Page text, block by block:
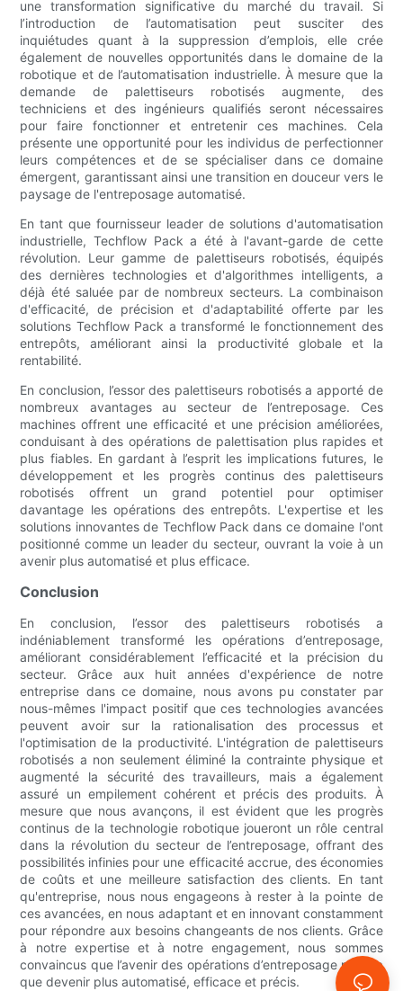
une transformation significative du marché du travail. Si
l’introduction de l’automatisation peut susciter des
inquiétudes quant à la suppression d’emplois, elle crée
également de nouvelles opportunités dans le domaine de la
robotique et de l’automatisation industrielle. À mesure que la
demande de palettiseurs robotisés augmente, des
techniciens et des ingénieurs qualifiés seront nécessaires
pour faire fonctionner et entretenir ces machines. Cela
présente une opportunité pour les individus de perfectionner
leurs compétences et de se spécialiser dans ce domaine
émergent, garantissant ainsi une transition en douceur vers le
paysage de l'entreposage automatisé.
En tant que fournisseur leader de solutions d'automatisation
industrielle, Techflow Pack a été à l'avant-garde de cette
révolution. Leur gamme de palettiseurs robotisés, équipés
des dernières technologies et d'algorithmes intelligents, a
déjà été saluée par de nombreux secteurs. La combinaison
d'efficacité, de précision et d'adaptabilité offerte par les
solutions Techflow Pack a transformé le fonctionnement des
entrepôts, améliorant ainsi la productivité globale et la
rentabilité.
En conclusion, l’essor des palettiseurs robotisés a apporté de
nombreux avantages au secteur de l’entreposage. Ces
machines offrent une efficacité et une précision améliorées,
conduisant à des opérations de palettisation plus rapides et
plus fiables. En gardant à l’esprit les implications futures, le
développement et les progrès continus des palettiseurs
robotisés offrent un grand potentiel pour optimiser
davantage les opérations des entrepôts. L'expertise et les
solutions innovantes de Techflow Pack dans ce domaine l'ont
positionné comme un leader du secteur, ouvrant la voie à un
avenir plus automatisé et plus efficace.
Conclusion
En conclusion, l’essor des palettiseurs robotisés a
indéniablement transformé les opérations d’entreposage,
améliorant considérablement l’efficacité et la précision du
secteur. Grâce aux huit années d'expérience de notre
entreprise dans ce domaine, nous avons pu constater par
nous-mêmes l'impact positif que ces technologies avancées
peuvent avoir sur la rationalisation des processus et
l'optimisation de la productivité. L'intégration de palettiseurs
robotisés a non seulement éliminé la contrainte physique et
augmenté la sécurité des travailleurs, mais a également
assuré un empilement cohérent et précis des produits. À
mesure que nous avançons, il est évident que les progrès
continus de la technologie robotique joueront un rôle central
dans la révolution du secteur de l’entreposage, offrant des
possibilités infinies pour une efficacité accrue, des économies
de coûts et une meilleure satisfaction des clients. En tant
qu'entreprise, nous nous engageons à rester à la pointe de
ces avancées, en nous adaptant et en innovant constamment
pour répondre aux besoins changeants de nos clients. Grâce
à notre expertise et à notre engagement, nous sommes
convaincus que l’avenir des opérations d’entreposage ne fera
que devenir plus automatisé, efficace et précis.